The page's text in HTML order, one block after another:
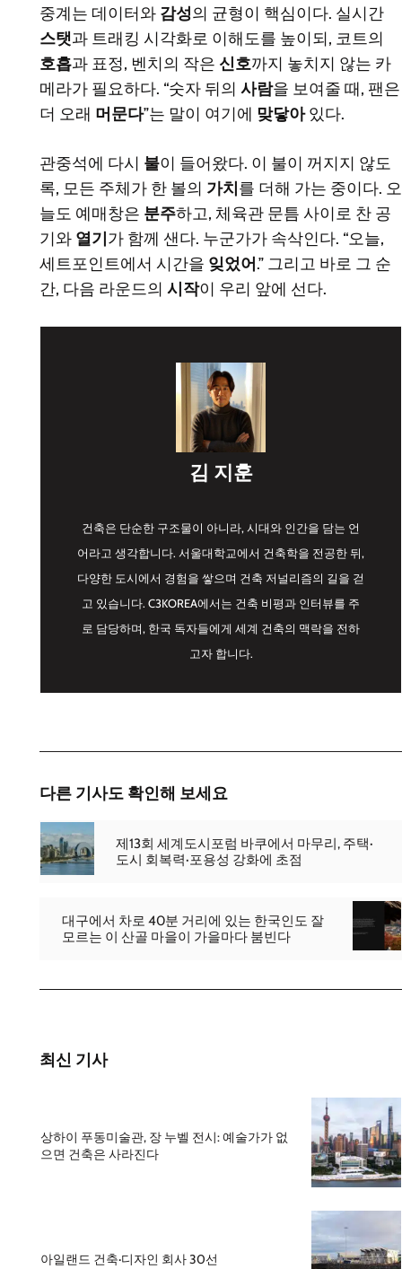
중계는 데이터와 감성의 균형이 핵심이다. 실시간
스탯과 트래킹 시각화로 이해도를 높이되, 코트의
호흡과 표정, 벤치의 작은 신호까지 놓치지 않는 카
메라가 필요하다. “숫자 뒤의 사람을 보여줄 때, 팬은
더 오래 머문다”는 말이 여기에 맞닿아있다.
관중석에 다시 불이 들어왔다. 이 불이 꺼지지 않도
록, 모든 주체가 한 볼의 가치 를 더해 가는 중이다. 오
늘도 예매창은 분주하고, 체육관 문틈 사이로 찬 공
기와 열기 가 함께 샌다. 누군가가 속삭인다. “오늘,
세트포인트에서 시간을 잊었어 .” 그리고 바로 그 순
간, 다음 라운드의 시작이 우리 앞에 선다.
김 지훈
건축은 단순한 구조물이 아니라, 시대와 인간을 담는 언
어라고 생각합니다. 서울대학교에서 건축학을 전공한 뒤,
다양한 도시에서 경험을 쌓으며 건축 저널리즘의 길을 걷
고 있습니다. C3KOREA에서는 건축 비평과 인터뷰를 주
로 담당하며, 한국 독자들에게 세계 건축의 맥락을 전하
고자 합니다.
다른 기사도 확인해 보세요
제13회 세계도시포럼 바쿠에서 마무리, 주택·
도시 회복력·포용성 강화에 초점
대구에서 차로 40분 거리에 있는 한국인도 잘
모르는 이 산골 마을이 가을마다 붐빈다
최신 기사
상하이 푸동미술관, 장 누벨 전시: 예술가가 없
으면 건축은 사라진다
아일랜드 건축·디자인 회사 30선